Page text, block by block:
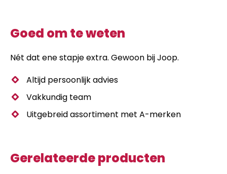
Goed om te weten
Nét dat ene stapje extra. Gewoon bij Joop.
Altijd persoonlijk advies
Vakkundig team
Uitgebreid assortiment met A-merken
Gerelateerde producten